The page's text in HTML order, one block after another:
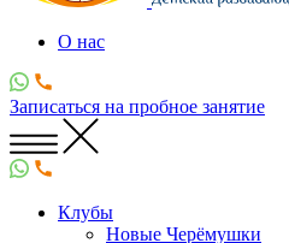
О нас
Записаться на пробное занятие
Клубы
Новые Черёмушки